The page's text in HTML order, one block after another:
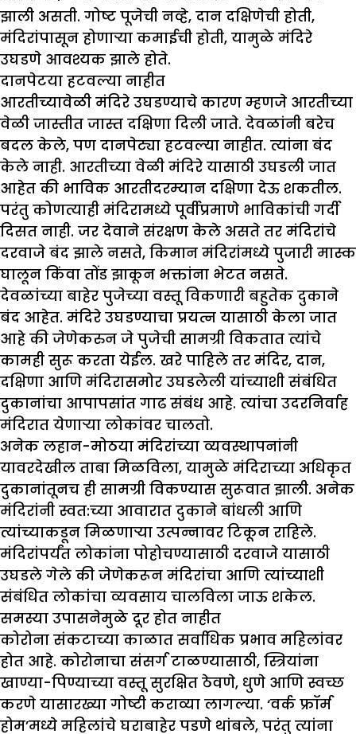
झाली असती. गोष्ट पूजेची नव्हे, दान दक्षिणेची होती,
मंदिरांपासून होणाऱ्या कमाईची होती, यामुळे मंदिरे
उघडणे आवश्यक झाले होते.
दानपेटया हटवल्या नाहीत
आरतीच्यावेळी मंदिरे उघडण्याचे कारण म्हणजे आरतीच्या
वेळी जास्तीत जास्त दक्षिणा दिली जाते. देवळांनी बरेच
बदल केले, पण दानपेट्या हटवल्या नाहीत. त्यांना बंद
केले नाही. आरतीच्या वेळी मंदिरे यासाठी उघडली जात
आहेत की भाविक आरतीदरम्यान दक्षिणा देऊ शकतील.
परंतु कोणत्याही मंदिरामध्ये पूर्वीप्रमाणे भाविकांची गर्दी
दिसत नाही. जर देवाने संरक्षण केले असते तर मंदिरांचे
दरवाजे बंद झाले नसते, किमान मंदिरांमध्ये पुजारी मास्क
घालून किंवा तोंड झाकून भक्तांना भेटत नसते.
देवळांच्या बाहेर पुजेच्या वस्तू विकणारी बहुतेक दुकाने
बंद आहेत. मंदिरे उघडण्याचा प्रयत्न यासाठी केला जात
आहे की जेणेकरुन जे पुजेची सामग्री विकतात त्यांचे
कामही सुरू करता येईल. खरे पाहिले तर मंदिर, दान,
दक्षिणा आणि मंदिरासमोर उघडलेली यांच्याशी संबंधित
दुकानांचा आपापसांत गाढ संबंध आहे. त्यांचा उदरनिर्वाह
मंदिरात येणाऱ्या लोकांवर चालतो.
अनेक लहान-मोठया मंदिरांच्या व्यवस्थापनांनी
यावरदेखील ताबा मिळविला, यामुळे मंदिराच्या अधिकृत
दुकानांतूनच ही सामग्री विकण्यास सुरूवात झाली. अनेक
मंदिरांनी स्वत:च्या आवारात दुकाने बांधली आणि
त्यांच्याकडून मिळणाऱ्या उत्पन्नावर टिकून राहिले.
मंदिरांपर्यंत लोकांना पोहोचण्यासाठी दरवाजे यासाठी
उघडले गेले की जेणेकरून मंदिरांचा आणि त्यांच्याशी
संबंधित लोकांचा व्यवसाय चालविला जाऊ शकेल.
समस्या उपासनेमुळे दूर होत नाहीत
कोरोना संकटाच्या काळात सर्वाधिक प्रभाव महिलांवर
होत आहे. कोरोनाचा संसर्ग टाळण्यासाठी, स्त्रियांना
खाण्या-पिण्याच्या वस्तू सुरक्षित ठेवणे, धुणे आणि स्वच्छ
करणे यासारख्या गोष्टी कराव्या लागल्या. ‘वर्क फ्रॉर्म
होम’मध्ये महिलांचे घराबाहेर पडणे थांबले, परंतु त्यांना